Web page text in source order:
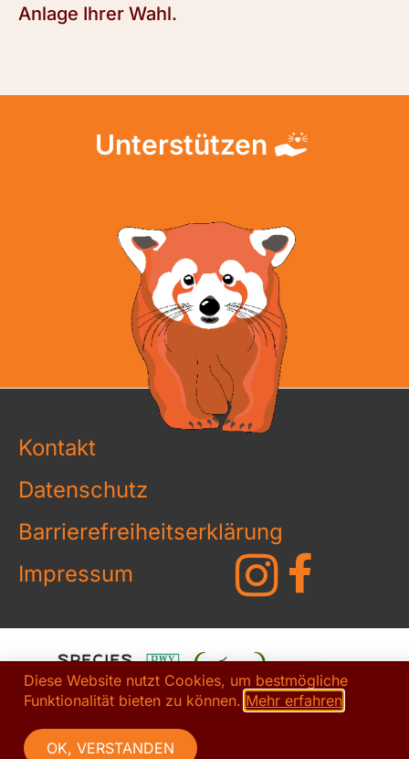
Anlage Ihrer Wahl.
Unterstützen
Kontakt
Datenschutz
Barrierefreiheitserklärung
Impressum
Diese Website nutzt Cookies, um bestmögliche
Funktionalität bieten zu können. Mehr erfahren
OK, VERSTANDEN